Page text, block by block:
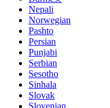
Nepali
Norwegian
Pashto
Persian
Punjabi
Serbian
Sesotho
Sinhala
Slovak
Slovenian